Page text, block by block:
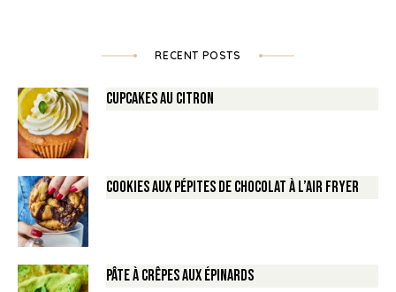
RECENT POSTS
Cupcakes au Citron
Cookies aux pépites de Chocolat à l’air fryer
Pâte à crêpes aux épinards